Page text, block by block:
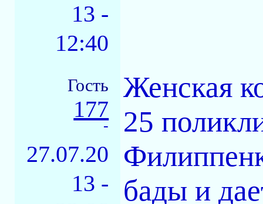
13 -
12:40
Гость
177
-
27.07.20
13 -
Женская
25
бады и